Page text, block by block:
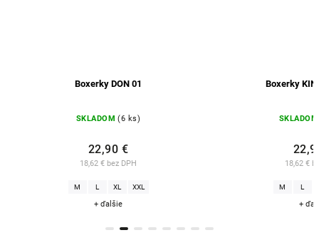
Boxerky DON 01
SKLADOM (6 ks)
18,62 € bez DPH
22,90 €
L XL XXL
+ ďalšie
Boxerky KING
SKLADOM (13
18,62 € bez
22,90 €
L XL
+ ďalšie